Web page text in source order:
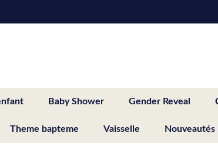
Baby Shower Gender Reveal
Theme bapteme Vaisselle Nouveautés